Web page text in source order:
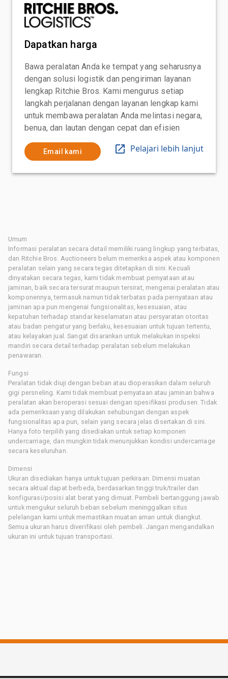
Dapatkan harga
Bawa peralatan Anda ke tempat yang seharusnya
dengan solusi logistik dan pengiriman layanan
lengkap Ritchie Bros. Kami mengurus setiap
langkah perjalanan dengan layanan lengkap kami
untuk membawa peralatan Anda melintasi negara,
benua, dan lautan dengan cepat dan efisien
Email kami Pelajari lebih lanjut
Umum
Informasi peralatan secara detail memiliki ruang lingkup yang terbatas,
dan Ritchie Bros. Auctioneers belum memeriksa aspek atau komponen
peralatan selain yang secara tegas ditetapkan di sini. Kecuali
dinyatakan secara tegas, kami tidak membuat pernyataan atau
jaminan, baik secara tersurat maupun tersirat, mengenai peralatan atau
komponennya, termasuk namun tidak terbatas pada pernyataan atau
jaminan apa pun mengenai fungsionalitas, kesesuaian, atau
kepatuhan terhadap standar keselamatan atau persyaratan otoritas
atau badan pengatur yang berlaku, kesesuaian untuk tujuan tertentu,
atau kelayakan jual. Sangat disarankan untuk melakukan inspeksi
mandiri secara detail terhadap peralatan sebelum melakukan
penawaran.
Fungsi
Peralatan tidak diuji dengan beban atau dioperasikan dalam seluruh
gigi persneling. Kami tidak membuat pernyataan atau jaminan bahwa
peralatan akan beroperasi sesuai dengan spesifikasi produsen. Tidak
ada pemeriksaan yang dilakukan sehubungan dengan aspek
fungsionalitas apa pun, selain yang secara jelas disertakan di sini.
Hanya foto terpilih yang disediakan untuk setiap komponen
undercarriage, dan mungkin tidak menunjukkan kondisi undercarriage
secara keseluruhan.
Dimensi
Ukuran disediakan hanya untuk tujuan perkiraan. Dimensi muatan
secara aktual dapat berbeda, berdasarkan tinggi truk/trailer dan
konfigurasi/posisi alat berat yang dimuat. Pembeli bertanggung jawab
untuk mengukur seluruh beban sebelum meninggalkan situs
pelelangan kami untuk memastikan muatan aman untuk diangkut.
Semua ukuran harus diverifikasi oleh pembeli. Jangan mengandalkan
ukuran ini untuk tujuan transportasi.